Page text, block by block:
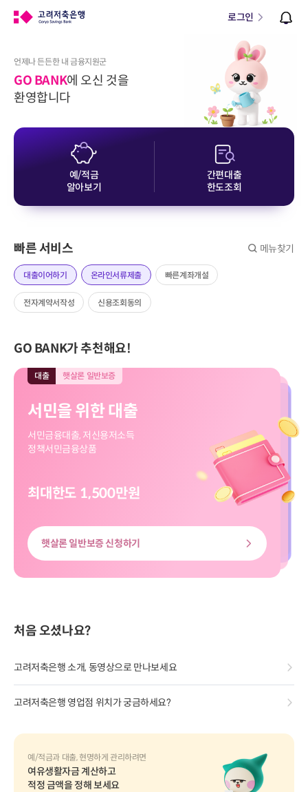
로그인
언제나 든든한 내 금융지원군
GO BANK에 오신 것을
환영합니다
예/적금
알아보기
간편대출
한도조회
빠른 서비스 메뉴찾기
대출이어하기 온라인서류제출 빠른계좌개설
전자계약서작성 신용조회동의
GO BANK가 추천해요!
대출 햇살론 일반보증
서민을 위한 대출
서민금융대출, 저신용저소득
정책서민금융상품
최대한도 1,500만원
햇살론 일반보증 신청하기
대출 모바일전용
직장인 신규대출
대출신청부터 송금까지
쉽고 빠르게
최대한도 8천만원
신용대출 신청하기
보고파플러스 파킹통장
입출금 자유!
하루만 맡겨도 이자가 쏠쏠
최고 3.20%
마이버킷 정기적금
나의 버킷리스트를 이뤄줄
마이버킷 정기적금
최고금리 3.00%
마이버킷정기적금 살펴보기
서민을 위한 대출
최대한도 1,500만원
햇살론 일반보증 신청하기
직장인 신규대출
최대한도 8천만원
신용대출 신청하기
처음 오셨나요?
고려저축은행 소개, 동영상으로 만나보세요
고려저축은행 영업점 위치가 궁금하세요?
예/적금과 대출, 현명하게 관리하려면
여유생활자금 계산하고
적정 금액을 정해 보세요